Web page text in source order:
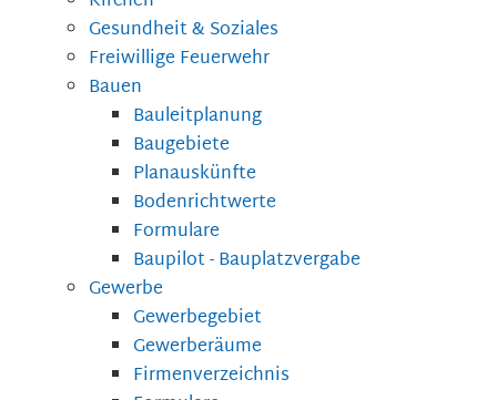
Gesundheit & Soziales
Freiwillige Feuerwehr
Bauen
Bauleitplanung
Baugebiete
Planauskünfte
Bodenrichtwerte
Formulare
Baupilot - Bauplatzvergabe
Gewerbe
Gewerbegebiet
Gewerberäume
Firmenverzeichnis